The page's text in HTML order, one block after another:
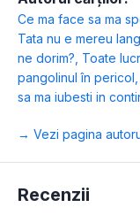
Ce ma face sa ma
Tata nu e mereu
ne dorim? Toate
pangolinul în pericol
sa ma iubesti in
→ Vezi pagina
Recenzii